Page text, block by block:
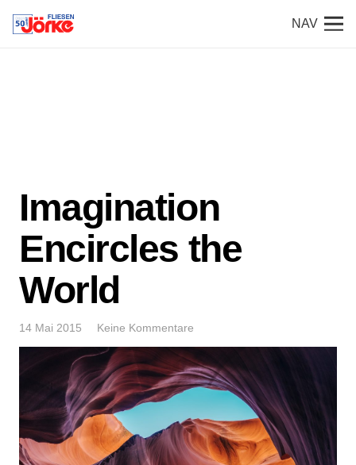
NAV
Imagination
Encircles the
World
14 Mai 2015 Keine Kommentare